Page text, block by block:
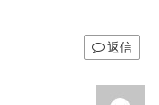
返信